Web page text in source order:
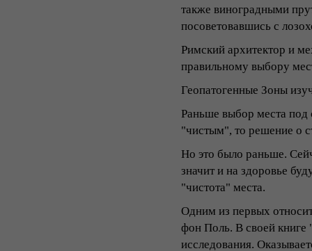
также виноградными
посоветовавшись с
Римский архитектор и
правильному выбору
Геопатогенные Зоны
Раньше выбор места под
"чистым", то решение о
Но это было раньше.
значит и на здоровье
"чистота" места.
Одним из первых
фон Поль. В своей книге
исследования.